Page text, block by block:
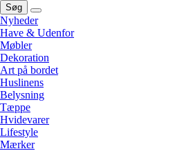
Søg
Nyheder
Have & Udenfor
Møbler
Dekoration
Art på bordet
Huslinens
Belysning
Tæppe
Hvidevarer
Lifestyle
Mærker